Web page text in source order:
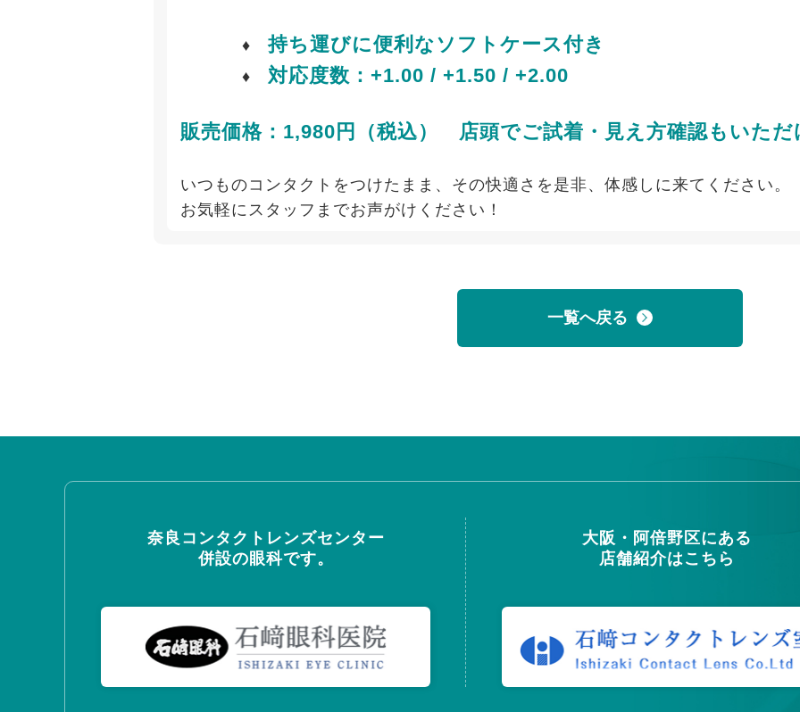
♦持ち運びに便利なソフトケース付き
♦ 対応度数：+1.00 / +1.50 / +2.00
販売価格：1,980円（税込） 店頭でご試着・見え方確認もいた
いつものコンタクトをつけたまま、その快適さを是非、体感しに来てください。
お気軽にスタッフまでお声がけください！
一覧へ戻る
奈良コンタクトレンズセンター
併設の眼科です。
大阪・阿倍野区にある
店舗紹介はこちら